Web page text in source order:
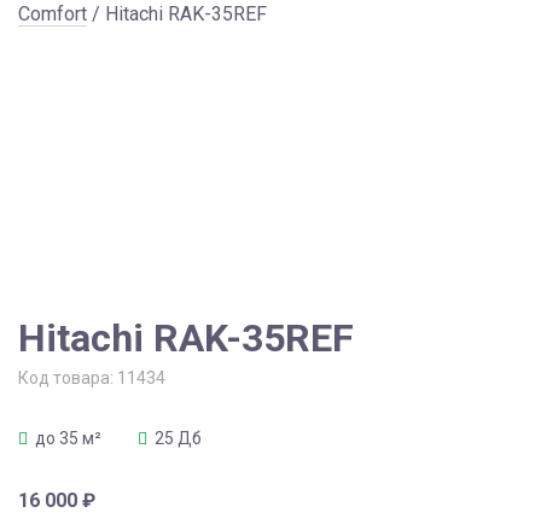
Comfort / Hitachi RAK-35REF
Hitachi RAK-35REF
Код товара: 11434
до 35 м² 25 Дб
16 000 ₽